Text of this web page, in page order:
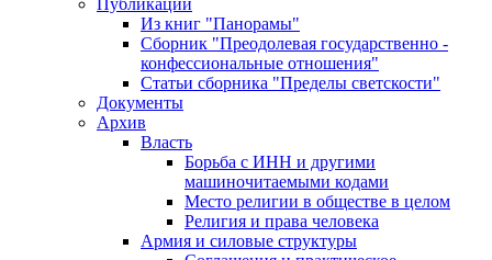
Публикации
Из книг "Панорамы"
Сборник "Преодолевая государственно -
конфессиональные отношения"
Статьи сборника "Пределы светскости"
Документы
Архив
Власть
Борьба с ИНН и другими
машиночитаемыми кодами
Место религии в обществе в целом
Религия и права человека
Армия и силовые структуры